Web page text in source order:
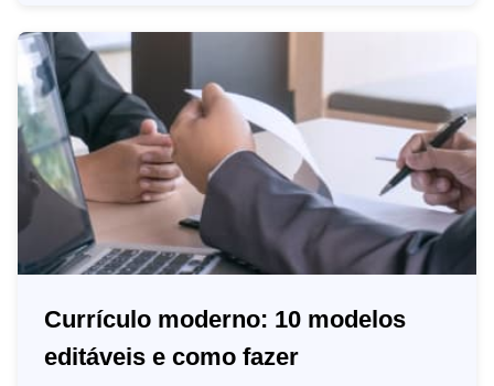
Currículo moderno: 10 modelos
editáveis e como fazer